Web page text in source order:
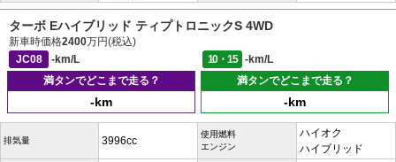
ターボ Eハイブリッド ティプトロニックS 4WD
新車時価格2400万円(税込)
JC08
-km/L 10・15
-km/L
満タンでどこまで走る？
-km
満タンでどこまで走る？
-km
排気量 3996cc
使用燃料
エンジン
ハイオク
ハイブリッド